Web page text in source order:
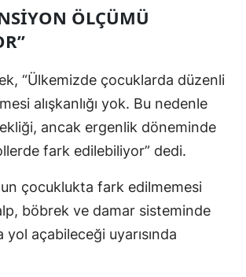
ÖLÇÜMÜ
“Ülkemizde çocuklarda düzenli
alışkanlığı yok. Bu nedenle
ancak ergenlik döneminde
fark edilebiliyor” dedi.
çocuklukta fark edilmemesi
böbrek ve damar sisteminde
açabileceği uyarısında